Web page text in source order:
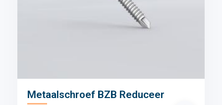
Metaalschroef BZB Reduceer